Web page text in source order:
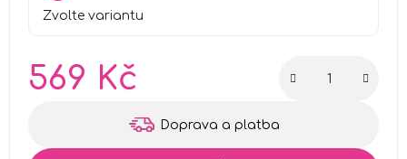
Zvolte variantu
569 Kč
Doprava a platba